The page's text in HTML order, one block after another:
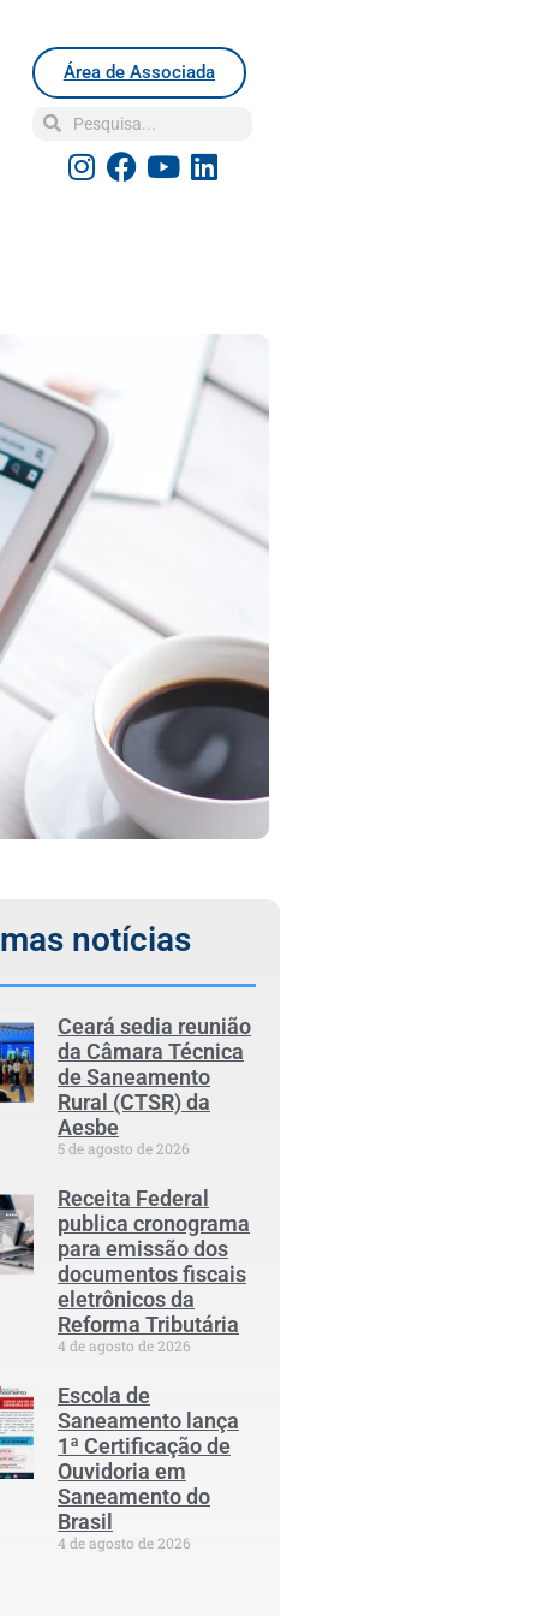
Área de Associada
notícias
Ceará sedia reunião
da Câmara Técnica
de Saneamento
Rural (CTSR) da
Aesbe
5 de agosto de 2026
Receita Federal
publica cronograma
para emissão dos
documentos fiscais
eletrônicos da
Reforma Tributária
4 de agosto de 2026
Escola de
Saneamento lança
1ª Certificação de
Ouvidoria em
Saneamento do
Brasil
4 de agosto de 2026